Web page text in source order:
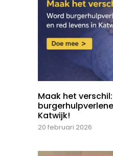
Maak het
Katwijk!
20 februari 2026